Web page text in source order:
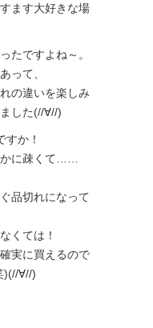
ます大好きな場
たですよね～。
って、
の違いを楽しみ
した(//∀//)
か！
かに疎くて……
品切れになって
くては！
実に買えるので
)(//∀//)